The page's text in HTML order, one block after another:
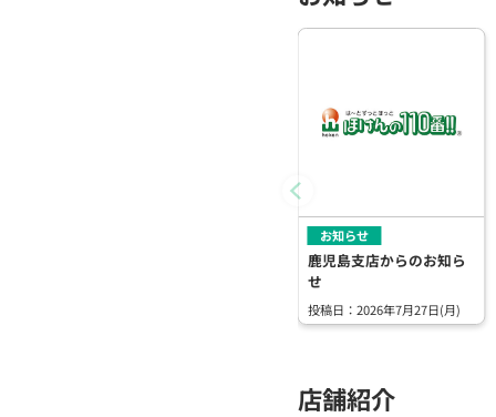
お知らせ
鹿児島支店からのお知ら
せ
投稿日：2026年7月27日(月)
店舗紹介